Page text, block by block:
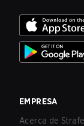
EMPRESA
Acerca de Strafe